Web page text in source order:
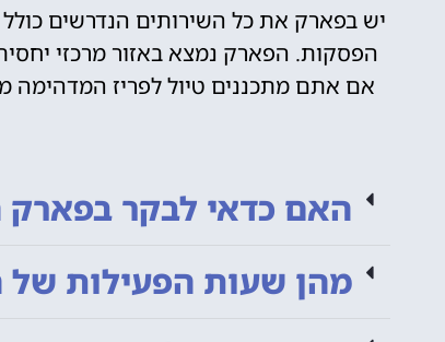
יש בפארק את כל השירותים הנדרשים
הפסקות. הפארק נמצא באזור מרכזי
אם אתם מתכננים טיול לפריז המדהימה
האם כדאי לבקר בפארק
מהן שעות הפעילות של